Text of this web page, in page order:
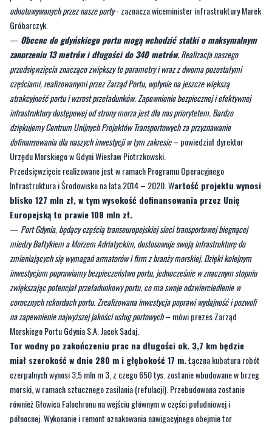
odnotowywanych przez nasze porty- zaznacza wiceminister infrastruktury Marek
Gróbarczyk.
— Obecne do gdyńskiego portu mogą wchodzić statki o maksymalnym
zanurzeniu 13 metrów i długości do 340 metrów.Realizacja naszego
przedsięwzięcia znacząco zwiększy te parametry i wraz z dwoma pozostałymi
częściami, realizowanymi przez Zarząd Portu, wpłynie na jeszcze większą
atrakcyjność portu i wzrost przeładunków. Zapewnienie bezpiecznej i efektywnej
infrastruktury dostępowej od strony morza jest dla nas priorytetem. Bardzo
dziękujemy Centrum Unijnych Projektów Transportowych za przyznawanie
dofinansowania dla naszych inwestycji w tym zakresie– powiedział dyrektor
Urzędu Morskiego w Gdyni Wiesław Piotrzkowski.
Przedsięwzięcie realizowane jest w ramach Programu Operacyjnego
Infrastruktura i Środowisko na lata 2014 – 2020. Wartość projektu wynosi
blisko 127 mln zł, w tym wysokość dofinansowania przez Unię
Europejską to prawie 108 mln zł.
— Port Gdynia, będący częścią transeuropejskiej sieci transportowej biegnącej
miedzy Bałtykiem a Morzem Adriatyckim, dostosowuje swoją infrastrukturę do
zmieniających się wymagań armatorów i firm z branży morskiej. Dzięki kolejnym
inwestycjom poprawiamy bezpieczeństwo portu, jednocześnie w znacznym stopniu
zwiększając potencjał przeładunkowy portu, co ma swoje odzwierciedlenie w
corocznych rekordach portu. Zrealizowana inwestycja poprawi wydajność i pozwoli
na zapewnienie najwyższej jakości usług portowych– mówi prezes Zarząd
Morskiego Portu Gdynia S.A. Jacek Sadaj.
Tor wodny po zakończeniu prac na długości ok. 3,7 km będzie
miał szerokość w dnie 280 m i głębokość 17 m.Łączna kubatura robót
czerpalnych wynosi 3,5 mln m 3, z czego 650 tys. zostanie wbudowane w brzeg
morski, w ramach sztucznego zasilania (refulacji). Przebudowana zostanie
również Głowica Falochronu na wejściu głównym w części południowej i
północnej. Wykonanie i remont oznakowania nawigacyjnego obejmie tor